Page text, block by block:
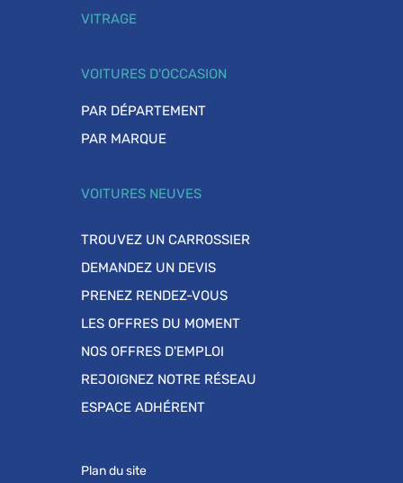
VITRAGE
VOITURES D'OCCASION
PAR DÉPARTEMENT
PAR MARQUE
VOITURES NEUVES
TROUVEZ UN CARROSSIER
DEMANDEZ UN DEVIS
PRENEZ RENDEZ-VOUS
LES OFFRES DU MOMENT
NOS OFFRES D'EMPLOI
REJOIGNEZ NOTRE RÉSEAU
ESPACE ADHÉRENT
Plan du site